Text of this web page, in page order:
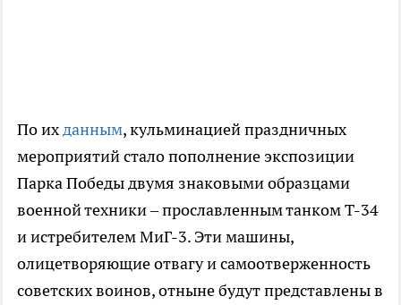
По ихданным, кульминацией праздничных
мероприятий стало пополнение экспозиции
Парка Победы двумя знаковыми образцами
военной техники – прославленным танком Т-34
и истребителем МиГ-3. Эти машины,
олицетворяющие отвагу и самоотверженность
советских воинов, отныне будут представлены в